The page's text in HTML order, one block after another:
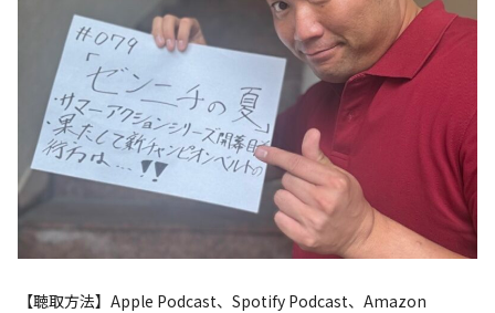
【聴取方法】Apple Podcast、Spotify Podcast、Amazon